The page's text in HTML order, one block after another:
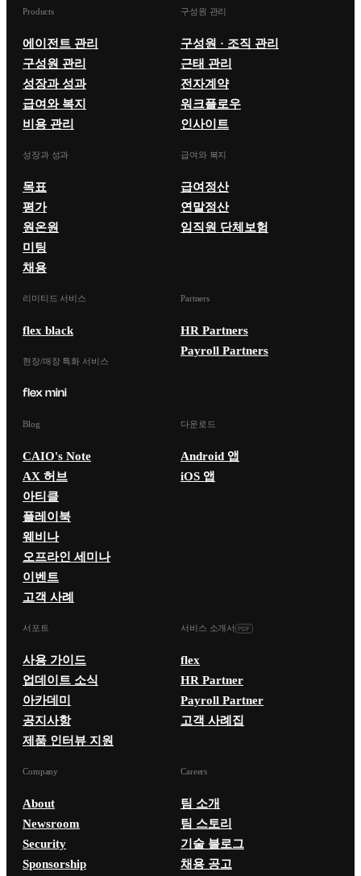
Products
에이전트 관리
구성원 관리
성장과 성과
급여와 복지
비용 관리
구성원 관리
구성원 · 조직 관리
근태 관리
전자계약
워크플로우
인사이트
성장과 성과
목표
평가
원온원
미팅
채용
급여와 복지
급여정산
연말정산
임직원 단체보험
리미티드 서비스
flex black
현장/매장 특화 서비스
Partners
HR Partners
Payroll Partners
Blog
CAIO's Note
AX 허브
아티클
플레이북
웨비나
오프라인 세미나
이벤트
고객 사례
다운로드
Android 앱
iOS 앱
서포트
사용 가이드
업데이트 소식
아카데미
공지사항
제품 인터뷰 지원
서비스 소개서
flex
HR Partner
Payroll Partner
고객 사례집
Company
About
Newsroom
Security
Sponsorship
Careers
팀 소개
팀 스토리
기술 블로그
채용 공고